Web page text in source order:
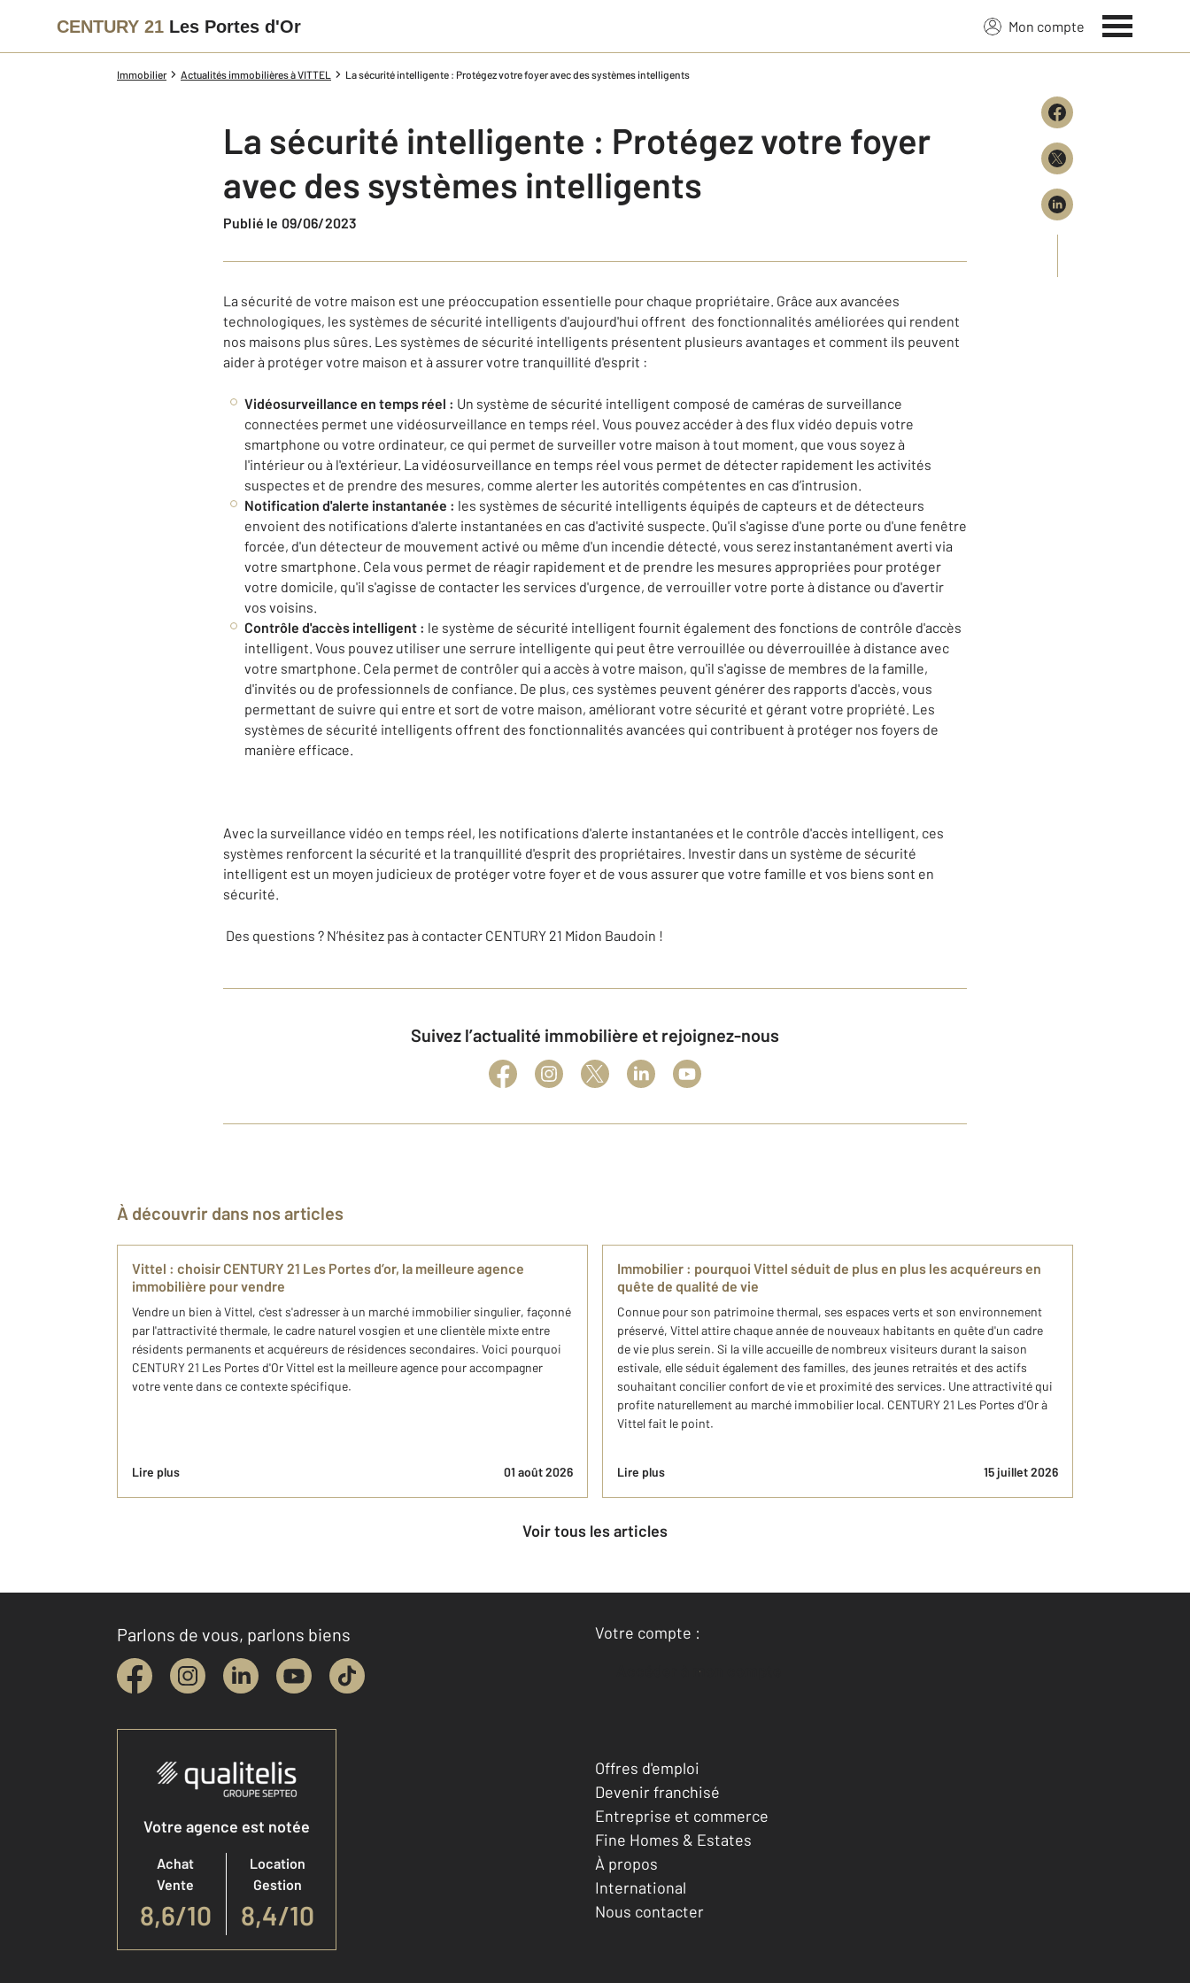
CENTURY 21 Les Portes d'Or Mon compte
Immobilier Actualités immobilières à VITTEL La sécurité intelligente : Protégez votre foyer avec des systèmes intelligents
La sécurité intelligente : Protégez votre foyer
avec des systèmes intelligents
Publié le 09/06/2023
La sécurité de votre maison est une préoccupation essentielle pour chaque propriétaire. Grâce aux avancées
technologiques, les systèmes de sécurité intelligents d'aujourd'hui offrent des fonctionnalités améliorées qui rendent
nos maisons plus sûres. Les systèmes de sécurité intelligents présentent plusieurs avantages et comment ils peuvent
aider à protéger votre maison et à assurer votre tranquillité d'esprit :
Vidéosurveillance en temps réel : Un système de sécurité intelligent composé de caméras de surveillance
connectées permet une vidéosurveillance en temps réel. Vous pouvez accéder à des flux vidéo depuis votre
smartphone ou votre ordinateur, ce qui permet de surveiller votre maison à tout moment, que vous soyez à
l'intérieur ou à l'extérieur. La vidéosurveillance en temps réel vous permet de détecter rapidement les activités
suspectes et de prendre des mesures, comme alerter les autorités compétentes en cas d’intrusion.
Notification d'alerte instantanée : les systèmes de sécurité intelligents équipés de capteurs et de détecteurs
envoient des notifications d'alerte instantanées en cas d'activité suspecte. Qu'il s'agisse d'une porte ou d'une fenêtre
forcée, d'un détecteur de mouvement activé ou même d'un incendie détecté, vous serez instantanément averti via
votre smartphone. Cela vous permet de réagir rapidement et de prendre les mesures appropriées pour protéger
votre domicile, qu'il s'agisse de contacter les services d'urgence, de verrouiller votre porte à distance ou d'avertir
vos voisins.
Contrôle d'accès intelligent : le système de sécurité intelligent fournit également des fonctions de contrôle d'accès
intelligent. Vous pouvez utiliser une serrure intelligente qui peut être verrouillée ou déverrouillée à distance avec
votre smartphone. Cela permet de contrôler qui a accès à votre maison, qu'il s'agisse de membres de la famille,
d'invités ou de professionnels de confiance. De plus, ces systèmes peuvent générer des rapports d'accès, vous
permettant de suivre qui entre et sort de votre maison, améliorant votre sécurité et gérant votre propriété. Les
systèmes de sécurité intelligents offrent des fonctionnalités avancées qui contribuent à protéger nos foyers de
manière efficace.
Avec la surveillance vidéo en temps réel, les notifications d'alerte instantanées et le contrôle d'accès intelligent, ces
systèmes renforcent la sécurité et la tranquillité d'esprit des propriétaires. Investir dans un système de sécurité
intelligent est un moyen judicieux de protéger votre foyer et de vous assurer que votre famille et vos biens sont en
sécurité.
Des questions ? N’hésitez pas à contacter CENTURY 21 Midon Baudoin !
Suivez l’actualité immobilière et rejoignez-nous
À découvrir dans nos articles
Vittel : choisir CENTURY 21 Les Portes d’or, la meilleure agence
immobilière pour vendre
Vendre un bien à Vittel, c'est s'adresser à un marché immobilier singulier, façonné
par l'attractivité thermale, le cadre naturel vosgien et une clientèle mixte entre
résidents permanents et acquéreurs de résidences secondaires. Voici pourquoi
CENTURY 21 Les Portes d'Or Vittel est la meilleure agence pour accompagner
votre vente dans ce contexte spécifique.
Lire plus 01 août 2026
Immobilier : pourquoi Vittel séduit de plus en plus les acquéreurs en
quête de qualité de vie
Connue pour son patrimoine thermal, ses espaces verts et son environnement
préservé, Vittel attire chaque année de nouveaux habitants en quête d'un cadre
de vie plus serein. Si la ville accueille de nombreux visiteurs durant la saison
estivale, elle séduit également des familles, des jeunes retraités et des actifs
souhaitant concilier confort de vie et proximité des services. Une attractivité qui
profite naturellement au marché immobilier local. CENTURY 21 Les Portes d'Or à
Vittel fait le point.
Lire plus 15 juillet 2026
Voir tous les articles
Parlons de vous, parlons biens
Votre compte :
Accéder à mon compte
Votre agence est notée
Achat
Vente
8,6/10
Location
Gestion
8,4/10
Offres d'emploi
Devenir franchisé
Entreprise et commerce
Fine Homes & Estates
À propos
International
Nous contacter